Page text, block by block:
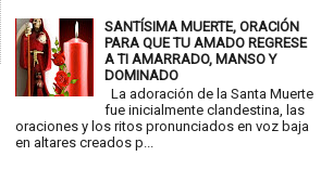
SANTÍSIMA MUERTE, ORACIÓN
PARA QUE TU AMADO REGRESE
A TI AMARRADO, MANSO Y
DOMINADO
La adoración de la Santa Muerte
fue inicialmente clandestina, las
oraciones y los ritos pronunciados en voz baja
en altares creados p...